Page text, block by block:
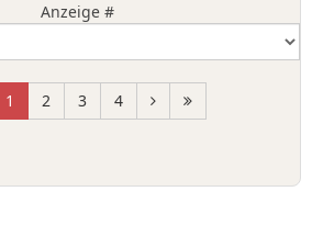
Anzeige #
1 2 3 4